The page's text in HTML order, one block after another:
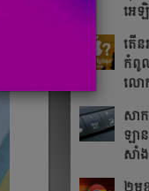
អេឡិ
តើន
កំពូល
លោ
សាក
ឡា
សាំង​
២មុខ